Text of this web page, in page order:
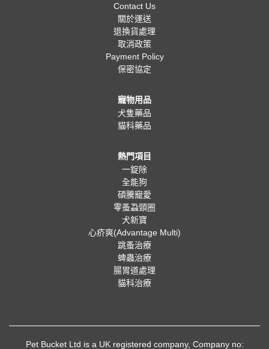
Contact Us
關於運送
退換貨處理
取消政策
Payment Policy
保密協定
寵物用品
犬隻藥品
貓科藥品
熱門項目
一錠除
全能狗
碩騰寵愛
零蚤蝨頸圈
犬新寶
心疥爽(Advantage Multi)
跳蚤治療
蜱蟲治療
腸胃道處理
貓科治療
Pet Bucket Ltd is a UK registered company, Company no: